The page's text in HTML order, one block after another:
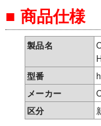
■ 商品仕様
製品名
型番
メーカー
区分